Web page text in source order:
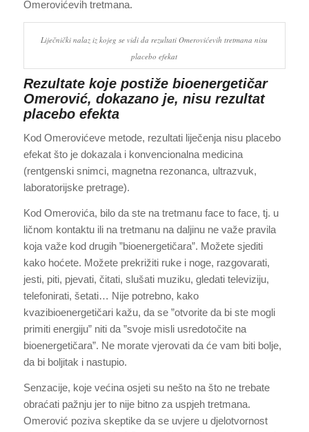
Omerovićevih tretmana.
Liječnički nalaz iz kojeg se vidi da rezultati Omerovićevih tretmana nisu
placebo efekat
Rezultate koje postiže bioenergetičar
Omerović, dokazano je, nisu rezultat
placebo efekta
Kod Omerovićeve metode, rezultati liječenja nisu placebo
efekat što je dokazala i konvencionalna medicina
(rentgenski snimci, magnetna rezonanca, ultrazvuk,
laboratorijske pretrage).
Kod Omerovića, bilo da ste na tretmanu face to face, tj. u
ličnom kontaktu ili na tretmanu na daljinu ne važe pravila
koja važe kod drugih ”bioenergetičara”. Možete sjediti
kako hoćete. Možete prekrižiti ruke i noge, razgovarati,
jesti, piti, pjevati, čitati, slušati muziku, gledati televiziju,
telefonirati, šetati… Nije potrebno, kako
kvazibioenergetičari kažu, da se ”otvorite da bi ste mogli
primiti energiju” niti da ”svoje misli usredotočite na
bioenergetičara”. Ne morate vjerovati da će vam biti bolje,
da bi boljitak i nastupio.
Senzacije, koje većina osjeti su nešto na što ne trebate
obraćati pažnju jer to nije bitno za uspjeh tretmana.
Omerović poziva skeptike da se uvjere u djelotvornost